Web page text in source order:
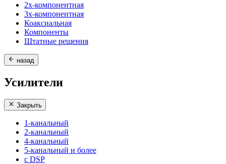
2х-компонентная
3х-компонентная
Коаксиальная
Компоненты
Штатные решения
назад
Усилители
Закрыть
1-канальный
2-канальный
4-канальный
5-канальный и более
с DSP